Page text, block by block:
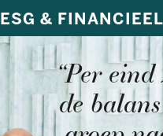
ESG & FINANCIEEL
“Per
de